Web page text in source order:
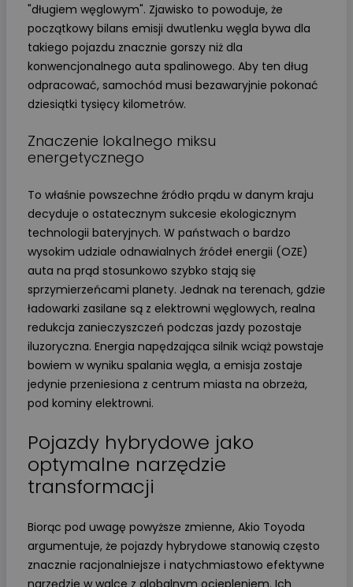
"długiem węglowym". Zjawisko to powoduje, że
początkowy bilans emisji dwutlenku węgla bywa dla
takiego pojazdu znacznie gorszy niż dla
konwencjonalnego auta spalinowego. Aby ten dług
odpracować, samochód musi bezawaryjnie pokonać
dziesiątki tysięcy kilometrów.
Znaczenie lokalnego miksu
energetycznego
To właśnie powszechne źródło prądu w danym kraju
decyduje o ostatecznym sukcesie ekologicznym
technologii bateryjnych. W państwach o bardzo
wysokim udziale odnawialnych źródeł energii (OZE)
auta na prąd stosunkowo szybko stają się
sprzymierzeńcami planety. Jednak na terenach, gdzie
ładowarki zasilane są z elektrowni węglowych, realna
redukcja zanieczyszczeń podczas jazdy pozostaje
iluzoryczna. Energia napędzająca silnik wciąż powstaje
bowiem w wyniku spalania węgla, a emisja zostaje
jedynie przeniesiona z centrum miasta na obrzeża,
pod kominy elektrowni.
Pojazdy hybrydowe jako
optymalne narzędzie
transformacji
Biorąc pod uwagę powyższe zmienne, Akio Toyoda
argumentuje, że pojazdy hybrydowe stanowią często
znacznie racjonalniejsze i natychmiastowo efektywne
narzędzie w walce z globalnym ociepleniem. Ich